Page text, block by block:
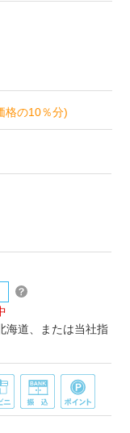
格の10％分)
海道、または当社指